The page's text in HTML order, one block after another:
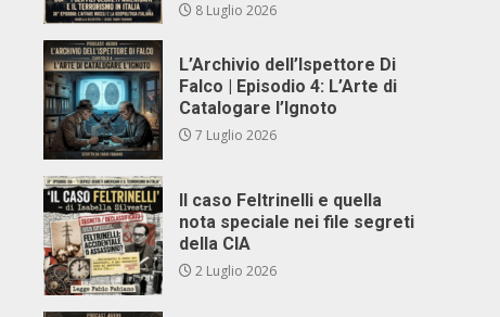
8 Luglio 2026
L’Archivio dell’Ispettore Di
Falco | Episodio 4: L’Arte di
Catalogare l’Ignoto
7 Luglio 2026
Il caso Feltrinelli e quella
nota speciale nei file segreti
della CIA
2 Luglio 2026